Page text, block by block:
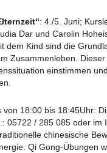
: 4./5. Juni;
Dar und Carolin
dem Kind sind die
Zusammenleben.
einstimmen
von 18:00 bis 18:45Uhr:
05722 / 285 085 oder im
chinesische
Qi Gong-Übungen